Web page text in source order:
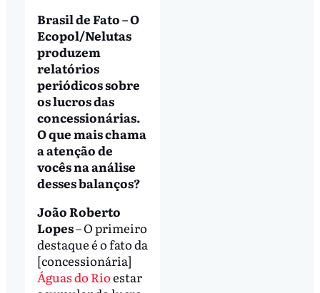
Brasil de Fato – O
Ecopol/Nelutas
produzem
relatórios
periódicos sobre
os lucros das
concessionárias.
O que mais chama
a atenção de
vocês na análise
desses balanços?
João Roberto
Lopes– O primeiro
destaque é o fato da
[concessionária]
Águas do Rioestar